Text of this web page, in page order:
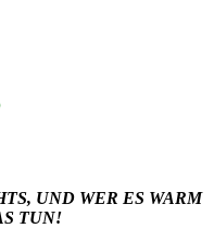
UND WER ES WARM
TUN!